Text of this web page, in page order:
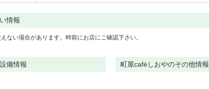
情報
ない場合があります。時前にお店にご確認下さい。
備情報 町屋caféしおやのその他情報